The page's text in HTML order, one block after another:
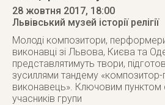
28 жовтня 2017, 18:00
Львівський музей історії релігії
Молоді композитори,
виконавці зі Львова, Києва та
представлятимуть твори,
зусиллями тандему
виконавець». Ключовим пунктом
учасників групи